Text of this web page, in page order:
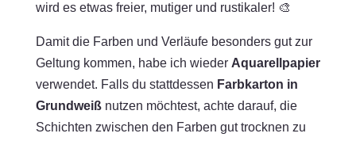
wird es etwas freier, mutiger und rustikaler! 🎨
Damit die Farben und Verläufe besonders gut zur
Geltung kommen, habe ich wieder Aquarellpapier
verwendet. Falls du stattdessen Farbkarton in
Grundweißnutzen möchtest, achte darauf, die
Schichten zwischen den Farben gut trocknen zu